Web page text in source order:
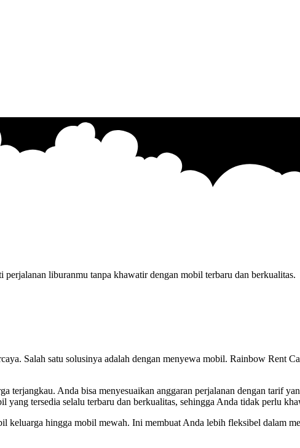
liburanmu tanpa khawatir dengan mobil terbaru dan berkualitas.
Salah satu solusinya adalah dengan menyewa mobil. Rainbow Rent
terjangkau. Anda bisa menyesuaikan anggaran perjalanan dengan tarif
tersedia selalu terbaru dan berkualitas, sehingga Anda tidak perlu
hingga mobil mewah. Ini membuat Anda lebih fleksibel dalam